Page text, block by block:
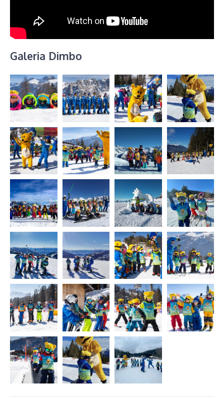
Galeria Dimbo